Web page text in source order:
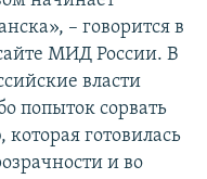
– говорится в
МИД России. В
власти
попыток сорвать
готовилась
и во